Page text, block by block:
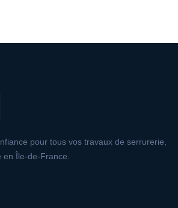
pour tous vos travaux de serrurerie,
Île-de-France.